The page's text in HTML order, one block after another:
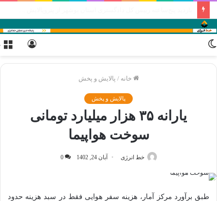
خانه / پالایش و پخش
پالایش و پخش
یارانه ۳۵ هزار میلیارد تومانی
سوخت هواپیما
خط انرژی آبان 24, 1402 0
طبق برآورد مرکز آمار، هزینه سفر هوایی فقط در سبد هزینه حدود